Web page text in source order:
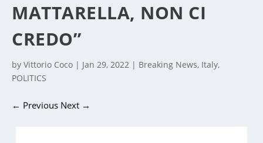
MATTARELLA, NON CI
CREDO”
byVittorio Coco | Jan 29, 2022 | Breaking News, Italy,
POLITICS
← Previous Next →